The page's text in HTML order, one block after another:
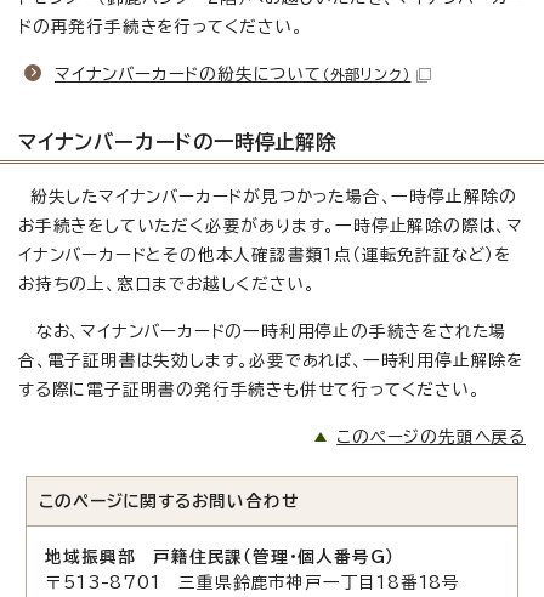
ドの再発行手続きを行ってください。
マイナンバーカードの紛失について （外部リンク）
マイナンバーカードの一時停止解除
紛失したマイナンバーカードが見つかった場合、一時停止解除の
お手続きをしていただく必要があります。一時停止解除の際は、マ
イナンバーカードとその他本人確認書類1点（運転免許証など）を
お持ちの上、窓口までお越しください。
なお、マイナンバーカードの一時利用停止の手続きをされた場
合、電子証明書は失効します。必要であれば、一時利用停止解除を
する際に電子証明書の発行手続きも併せて行ってください。
このページの先頭へ戻る
このページに関する お問い合わせ
地域振興部 戸籍住民課（管理・個人番号G）
〒513-8701 三重県鈴鹿市神戸一丁目18番18号